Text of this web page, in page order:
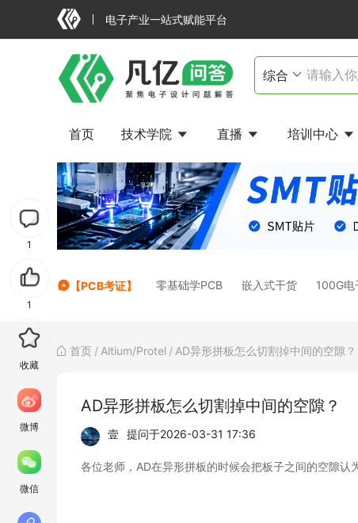
1
1
收藏
微博
微信
电子产业一站式赋能平台
首页 技术学院 直播 培训中心
【PCB考证】 零基础学PCB 嵌入式干货 100G电
首页 / Altium/Protel / AD异形拼板怎么切割掉中间的空隙？
AD异形拼板怎么切割掉中间的空隙？
壹 提问于2026-03-31 17:36
各位老师，AD在异形拼板的时候会把板子之间的空隙认